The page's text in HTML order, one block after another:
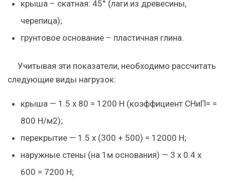
крыша – скатная: 45° (лаги из древесины,
черепица);
грунтовое основание – пластичная глина.
Учитывая эти показатели, необходимо рассчитать
следующие виды нагрузок:
крыша — 1.5 х 80 = 1200 Н (коэффициент СНиП= =
800 Н/м2);
перекрытие — 1.5 х (300 + 500) = 12000 Н;
наружные стены (на 1м основания) — 3 х 0.4 х
600 = 7200 Н;